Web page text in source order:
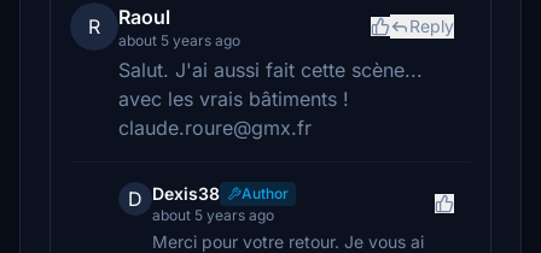
R Raoul
about 5 years ago
Reply
Salut. J'ai aussi fait cette scène...
avec les vrais bâtiments !
claude.roure@gmx.fr
D Dexis38
Author
about 5 years ago
Merci pour votre retour. Je vous ai